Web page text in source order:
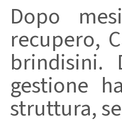
Dopo
recupero,
brindisini.
gestione
struttura,